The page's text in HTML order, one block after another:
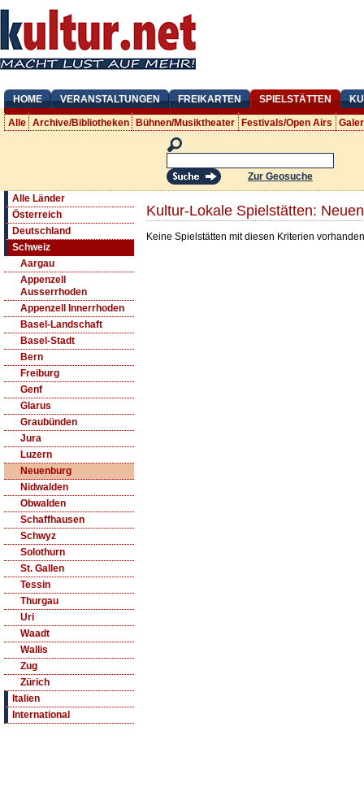
HOME VERANSTALTUNGEN FREIKARTEN SPIELSTÄTTEN
Alle Archive/Bibliotheken Bühnen/Musiktheater Festivals/Open Airs
Zur Geosuche
Alle Länder
Österreich
Deutschland
Schweiz
Aargau
Appenzell
Ausserrhoden
Appenzell Innerrhoden
Basel-Landschaft
Basel-Stadt
Bern
Freiburg
Genf
Glarus
Graubünden
Jura
Luzern
Neuenburg
Nidwalden
Obwalden
Schaffhausen
Schwyz
Solothurn
St. Gallen
Tessin
Thurgau
Uri
Waadt
Wallis
Zug
Zürich
Italien
International
Kultur-Lokale Spielstätten:
Keine Spielstätten mit diesen Kriterien